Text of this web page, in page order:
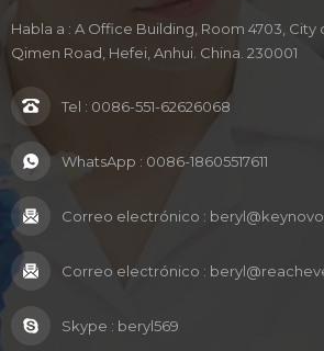
Habla a : A Office Building, Room 4703, City
Qimen Road, Hefei, Anhui. China. 230001
Tel : 0086-551-62626068
WhatsApp : 0086-18605517611
Correo electrónico :
Correo electrónico :
Skype : beryl569